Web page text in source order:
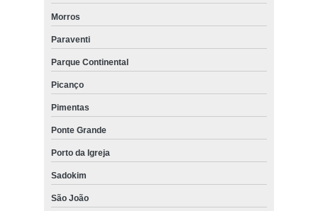
Morros
Paraventi
Parque Continental
Picanço
Pimentas
Ponte Grande
Porto da Igreja
Sadokim
São João